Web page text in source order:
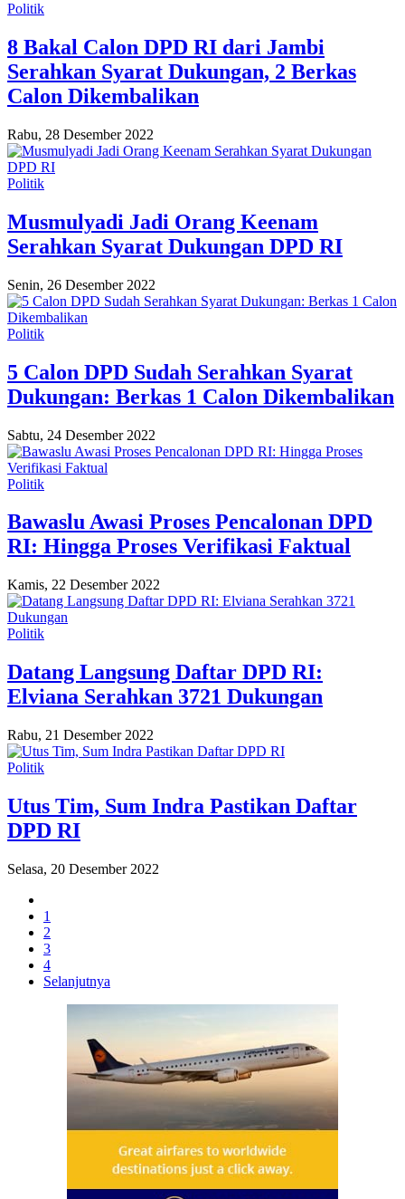
Politik
8 Bakal Calon DPD RI dari Jambi
Serahkan Syarat Dukungan, 2 Berkas
Calon Dikembalikan
Rabu, 28 Desember 2022
Politik
Musmulyadi Jadi Orang Keenam
Serahkan Syarat Dukungan DPD RI
Senin, 26 Desember 2022
Politik
5 Calon DPD Sudah Serahkan Syarat
Dukungan: Berkas 1 Calon Dikembalikan
Sabtu, 24 Desember 2022
Politik
Bawaslu Awasi Proses Pencalonan DPD
RI: Hingga Proses Verifikasi Faktual
Kamis, 22 Desember 2022
Politik
Datang Langsung Daftar DPD RI:
Elviana Serahkan 3721 Dukungan
Rabu, 21 Desember 2022
Politik
Utus Tim, Sum Indra Pastikan Daftar
DPD RI
Selasa, 20 Desember 2022
1
2
3
4
Selanjutnya